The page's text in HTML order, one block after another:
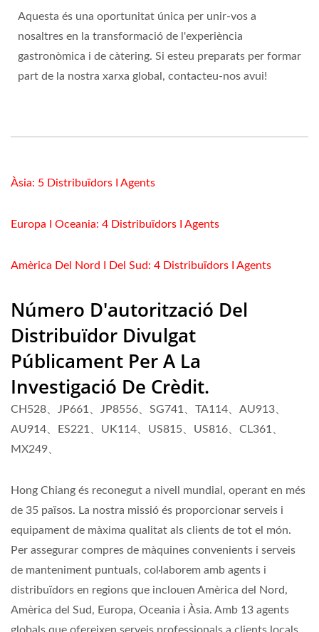
Aquesta és una oportunitat única per unir-vos a
nosaltres en la transformació de l'experiència
gastronòmica i de càtering. Si esteu preparats per formar
part de la nostra xarxa global, contacteu-nos avui!
Àsia: 5 Distribuïdors I Agents
Europa I Oceania: 4 Distribuïdors I Agents
Amèrica Del Nord I Del Sud: 4 Distribuïdors I Agents
Número D'autorització Del
Distribuïdor Divulgat
Públicament Per A La
Investigació De Crèdit.
CH528、JP661、JP8556、SG741、TA114、AU913、
AU914、ES221、UK114、US815、US816、CL361、
MX249、
Hong Chiang és reconegut a nivell mundial, operant en més
de 35 països. La nostra missió és proporcionar serveis i
equipament de màxima qualitat als clients de tot el món.
Per assegurar compres de màquines convenients i serveis
de manteniment puntuals, col·laborem amb agents i
distribuïdors en regions que inclouen Amèrica del Nord,
Amèrica del Sud, Europa, Oceania i Àsia. Amb 13 agents
globals que ofereixen serveis professionals a clients locals,